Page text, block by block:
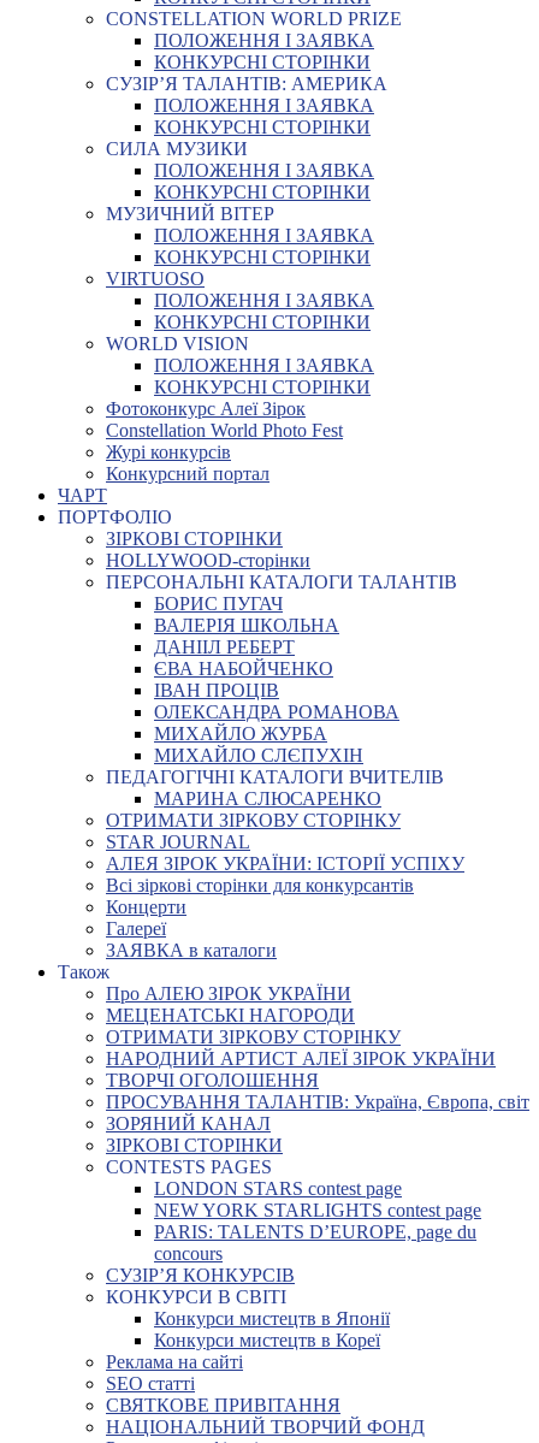
CONSTELLATION WORLD PRIZE
ПОЛОЖЕННЯ І ЗАЯВКА
КОНКУРСНІ СТОРІНКИ
СУЗІР’Я ТАЛАНТІВ: АМЕРИКА
ПОЛОЖЕННЯ І ЗАЯВКА
КОНКУРСНІ СТОРІНКИ
СИЛА МУЗИКИ
ПОЛОЖЕННЯ І ЗАЯВКА
КОНКУРСНІ СТОРІНКИ
МУЗИЧНИЙ ВІТЕР
ПОЛОЖЕННЯ І ЗАЯВКА
КОНКУРСНІ СТОРІНКИ
VIRTUOSO
ПОЛОЖЕННЯ І ЗАЯВКА
КОНКУРСНІ СТОРІНКИ
WORLD VISION
ПОЛОЖЕННЯ І ЗАЯВКА
КОНКУРСНІ СТОРІНКИ
Фотоконкурс Алеї Зірок
Constellation World Photo Fest
Журі конкурсів
Конкурсний портал
ЧАРТ
ПОРТФОЛІО
ЗІРКОВІ СТОРІНКИ
HOLLYWOOD-сторінки
ПЕРСОНАЛЬНІ КАТАЛОГИ ТАЛАНТІВ
БОРИС ПУГАЧ
ВАЛЕРІЯ ШКОЛЬНА
ДАНІІЛ РЕБЕРТ
ЄВА НАБОЙЧЕНКО
ІВАН ПРОЦІВ
ОЛЕКСАНДРА РОМАНОВА
МИХАЙЛО ЖУРБА
МИХАЙЛО СЛЄПУХІН
ПЕДАГОГІЧНІ КАТАЛОГИ ВЧИТЕЛІВ
МАРИНА СЛЮСАРЕНКО
ОТРИМАТИ ЗІРКОВУ СТОРІНКУ
STAR JOURNAL
АЛЕЯ ЗІРОК УКРАЇНИ: ІСТОРІЇ УСПІХУ
Всі зіркові сторінки для конкурсантів
Концерти
Галереї
ЗАЯВКА в каталоги
Також
Про АЛЕЮ ЗІРОК УКРАЇНИ
МЕЦЕНАТСЬКІ НАГОРОДИ
ОТРИМАТИ ЗІРКОВУ СТОРІНКУ
НАРОДНИЙ АРТИСТ АЛЕЇ ЗІРОК УКРАЇНИ
ТВОРЧІ ОГОЛОШЕННЯ
ПРОСУВАННЯ ТАЛАНТІВ: Україна, Європа, світ
ЗОРЯНИЙ КАНАЛ
ЗІРКОВІ СТОРІНКИ
CONTESTS PAGES
LONDON STARS contest page
NEW YORK STARLIGHTS contest page
PARIS: TALENTS D’EUROPE, page du
concours
СУЗІР’Я КОНКУРСІВ
КОНКУРСИ В СВІТІ
Конкурси мистецтв в Японії
Конкурси мистецтв в Кореї
Реклама на сайті
SEO статті
СВЯТКОВЕ ПРИВІТАННЯ
НАЦІОНАЛЬНИЙ ТВОРЧИЙ ФОНД